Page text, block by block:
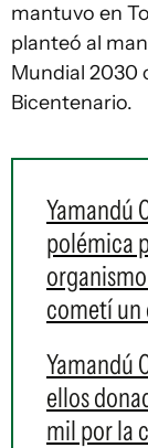
mantuvo en
planteó al
Mundial 2030
Bicentenario.
Yamandú
polémica
cometí un
Yamandú
ellos
mil por la